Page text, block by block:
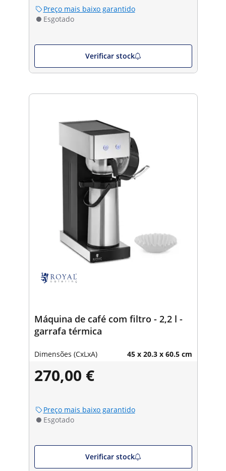
Preço mais baixo garantido
Esgotado
Verificar stock
Máquina de café com filtro - 2,2 l -
garrafa térmica
Dimensões (CxLxA) 45 x 20.3 x 60.5 cm
270,00 €
Preço mais baixo garantido
Esgotado
Verificar stock